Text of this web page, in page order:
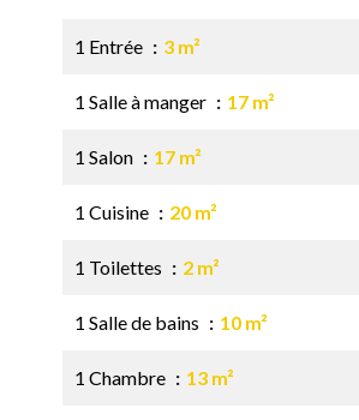
1 Entrée 3 m²
1 Salle à manger 17 m²
1 Salon 17 m²
1 Cuisine 20 m²
1 Toilettes 2 m²
1 Salle de bains 10 m²
1 Chambre 13 m²